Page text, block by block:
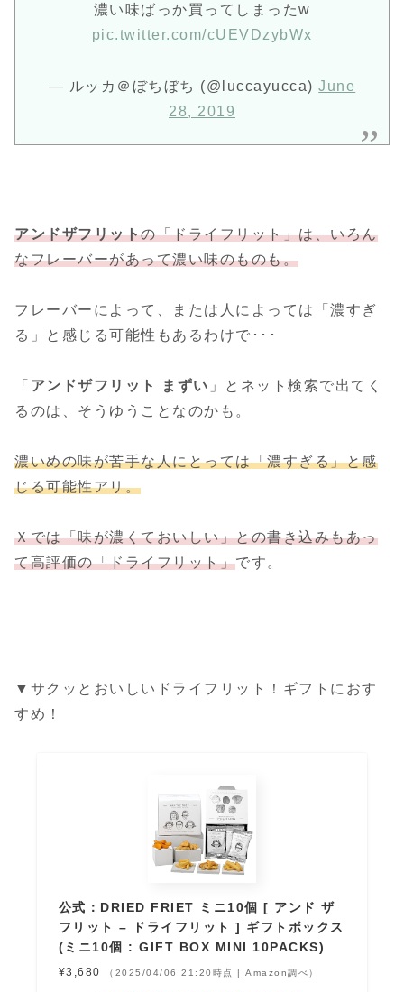
濃い味ばっか買ってしまったw
pic.twitter.com/cUEVDzybWx
— ルッカ＠ぼちぼち (@luccayucca)June
28, 2019
アンドザフリットの「ドライフリット」は、いろん
なフレーバーがあって濃い味のものも。
フレーバーによって、または人によっては「濃すぎ
る」と感じる可能性もあるわけで･･･
「 アンドザフリット まずい 」とネット検索で出てく
るのは、そうゆうことなのかも。
濃いめの味が苦手な人にとっては「濃すぎる」と感
じる可能性アリ。
Ｘでは「味が濃くておいしい」との書き込みもあっ
て高評価の「ドライフリット」です。
▼サクッとおいしいドライフリット！ギフトにおす
すめ！
公式：DRIED FRIET ミニ10個 [ アンド ザ
フリット – ドライフリット ] ギフトボックス
(ミニ10個 : GIFT BOX MINI 10PACKS)
¥3,680 （2025/04/06 21:20時点 | Amazon調べ）